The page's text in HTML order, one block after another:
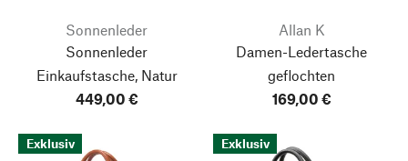
Sonnenleder
Sonnenleder
Einkaufstasche, Natur
449,00 €
Allan K
Damen-Ledertasche
geflochten
169,00 €
Exklusiv Exklusiv